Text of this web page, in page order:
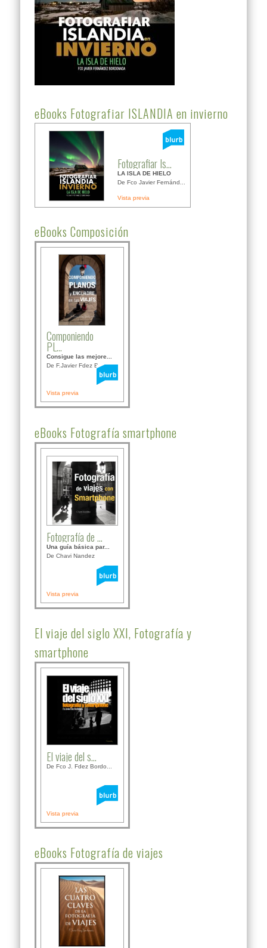
eBooks Fotografiar ISLANDIA en invierno
Fotografiar Is...
LA ISLA DE HIELO
De Fco Javier Fernánd...
Vista previa
eBooks Composición
Componiendo
PL...
Consigue las mejore...
De F.Javier Fdez Bor...
Vista previa
eBooks Fotografía smartphone
Fotografía de ...
Una guía básica par...
De Chavi Nandez
Vista previa
El viaje del siglo XXI, Fotografía y
smartphone
El viaje del s...
De Fco J. Fdez Bordo...
Vista previa
eBooks Fotografía de viajes